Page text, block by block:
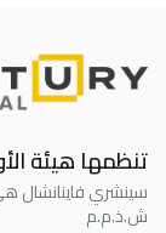
تنظمها هيئة
سينشري فاينانشال
ش.ذ.م.م